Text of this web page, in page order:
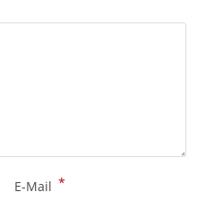
E-Mail *